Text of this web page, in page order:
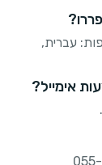
עברית,
אימייל?
ניתן לקבוע פגישה עם ד"ר גיא פררו באמצעות 055-